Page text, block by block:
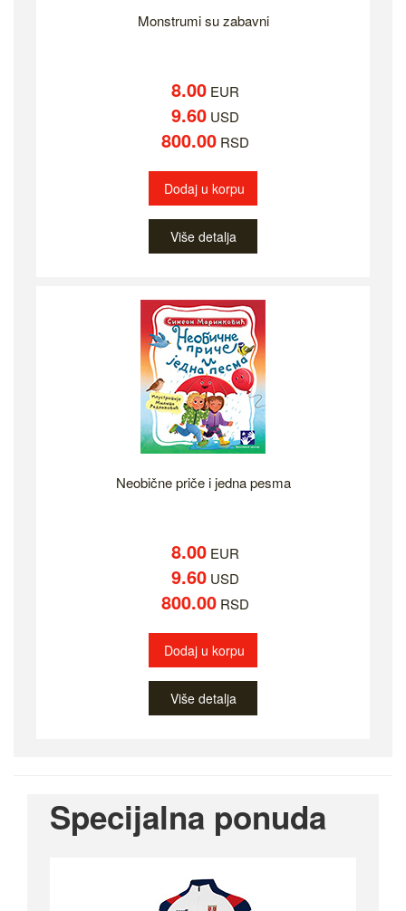
Monstrumi su zabavni
8.00 EUR
9.60 USD
800.00 RSD
Dodaj u korpu
Više detalja
Neobične priče i jedna pesma
8.00 EUR
9.60 USD
800.00 RSD
Dodaj u korpu
Više detalja
Specijalna ponuda